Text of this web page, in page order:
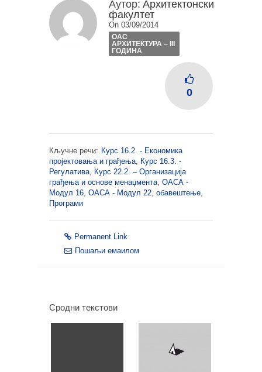
Аутор: Архитектонски
факултет
On 03/09/2014
ОАС
АРХИТЕКТУРА – III
ГОДИНА
0
Кључне речи: Курс 16.2. - Економика
пројектовања и грађења, Курс 16.3. -
Регулатива, Курс 22.2. – Организација
грађења и основе менаџмента, ОАСА -
Модул 16, ОАСА - Модул 22, обавештење,
Програми
Permanent Link
Пошаљи емаилом
Сродни текстови